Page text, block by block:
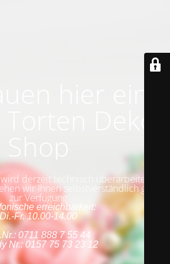
derzeit technisch überarbeitet.
wir Ihnen selbstverständlich gerne
zur Verfügung
erreichbarkeit:
Di.-Fr. 10.00-14.00
0711 888 7 55 44
Nr.: 0157 75 73 23 12